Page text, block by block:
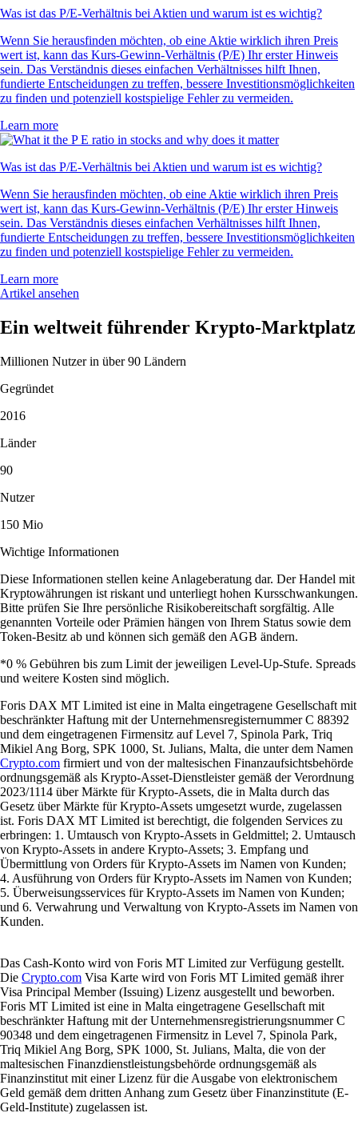
Was ist das P/E-Verhältnis bei Aktien und warum ist es wichtig?
Wenn Sie herausfinden möchten, ob eine Aktie wirklich ihren Preis
wert ist, kann das Kurs-Gewinn-Verhältnis (P/E) Ihr erster Hinweis
sein. Das Verständnis dieses einfachen Verhältnisses hilft Ihnen,
fundierte Entscheidungen zu treffen, bessere Investitionsmöglichkeiten
zu finden und potenziell kostspielige Fehler zu vermeiden.
Learn more
Was ist das P/E-Verhältnis bei Aktien und warum ist es wichtig?
Wenn Sie herausfinden möchten, ob eine Aktie wirklich ihren Preis
wert ist, kann das Kurs-Gewinn-Verhältnis (P/E) Ihr erster Hinweis
sein. Das Verständnis dieses einfachen Verhältnisses hilft Ihnen,
fundierte Entscheidungen zu treffen, bessere Investitionsmöglichkeiten
zu finden und potenziell kostspielige Fehler zu vermeiden.
Learn more
Artikel ansehen
Ein weltweit führender Krypto-Marktplatz
Millionen Nutzer in über 90 Ländern
Gegründet
2016
Länder
90
Nutzer
150 Mio
Wichtige Informationen
Diese Informationen stellen keine Anlageberatung dar. Der Handel mit
Kryptowährungen ist riskant und unterliegt hohen Kursschwankungen.
Bitte prüfen Sie Ihre persönliche Risikobereitschaft sorgfältig. Alle
genannten Vorteile oder Prämien hängen von Ihrem Status sowie dem
Token-Besitz ab und können sich gemäß den AGB ändern.
*0 % Gebühren bis zum Limit der jeweiligen Level-Up-Stufe. Spreads
und weitere Kosten sind möglich.
Foris DAX MT Limited ist eine in Malta eingetragene Gesellschaft mit
beschränkter Haftung mit der Unternehmensregisternummer C 88392
und dem eingetragenen Firmensitz auf Level 7, Spinola Park, Triq
Mikiel Ang Borg, SPK 1000, St. Julians, Malta, die unter dem Namen
Crypto.com firmiert und von der maltesischen Finanzaufsichtsbehörde
ordnungsgemäß als Krypto-Asset-Dienstleister gemäß der Verordnung
2023/1114 über Märkte für Krypto-Assets, die in Malta durch das
Gesetz über Märkte für Krypto-Assets umgesetzt wurde, zugelassen
ist. Foris DAX MT Limited ist berechtigt, die folgenden Services zu
erbringen: 1. Umtausch von Krypto-Assets in Geldmittel; 2. Umtausch
von Krypto-Assets in andere Krypto-Assets; 3. Empfang und
Übermittlung von Orders für Krypto-Assets im Namen von Kunden;
4. Ausführung von Orders für Krypto-Assets im Namen von Kunden;
5. Überweisungsservices für Krypto-Assets im Namen von Kunden;
und 6. Verwahrung und Verwaltung von Krypto-Assets im Namen von
Kunden.
Das Cash-Konto wird von Foris MT Limited zur Verfügung gestellt.
Die Crypto.com Visa Karte wird von Foris MT Limited gemäß ihrer
Visa Principal Member (Issuing) Lizenz ausgestellt und beworben.
Foris MT Limited ist eine in Malta eingetragene Gesellschaft mit
beschränkter Haftung mit der Unternehmensregistrierungsnummer C
90348 und dem eingetragenen Firmensitz in Level 7, Spinola Park,
Triq Mikiel Ang Borg, SPK 1000, St. Julians, Malta, die von der
maltesischen Finanzdienstleistungsbehörde ordnungsgemäß als
Finanzinstitut mit einer Lizenz für die Ausgabe von elektronischem
Geld gemäß dem dritten Anhang zum Gesetz über Finanzinstitute (E-
Geld-Institute) zugelassen ist.